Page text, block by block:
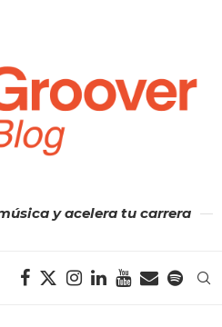
y acelera tu carrera